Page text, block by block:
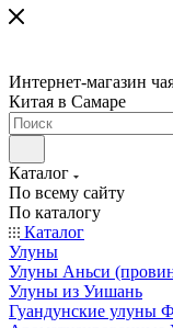
Интернет-магазин
Китая в Самаре
Каталог
По всему сайту
По каталогу
Каталог
Улуны
Улуны Аньси
Улуны из Уишань
Гуандунские улуны